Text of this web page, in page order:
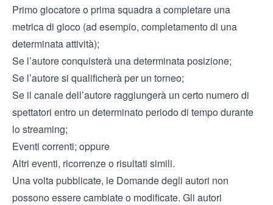
Primo giocatore o prima squadra a completare una
metrica di gioco (ad esempio, completamento di una
determinata attività);
Se l’autore conquisterà una determinata posizione;
Se l’autore si qualificherà per un torneo;
Se il canale dell’autore raggiungerà un certo numero di
spettatori entro un determinato periodo di tempo durante
lo streaming;
Eventi correnti; oppure
Altri eventi, ricorrenze o risultati simili.
Una volta pubblicate, le Domande degli autori non
possono essere cambiate o modificate. Gli autori